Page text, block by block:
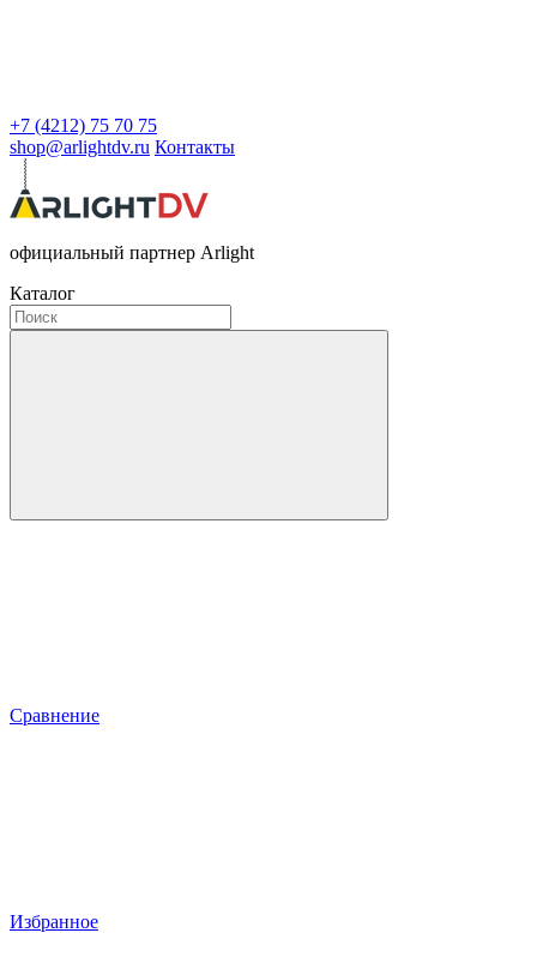
+7 (4212) 75 70 75
shop@arlightdv.ru Контакты
официальный партнер Arlight
Каталог
Сравнение
Избранное